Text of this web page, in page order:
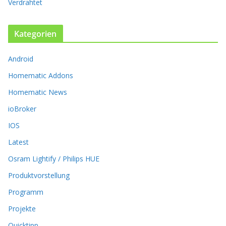
i
n
k
n
n
n
a
f
d
e
r
r
o
Verdrahtet
Kategorien
Android
Homematic Addons
Homematic News
ioBroker
IOS
Latest
Osram Lightify / Philips HUE
Produktvorstellung
Programm
Projekte